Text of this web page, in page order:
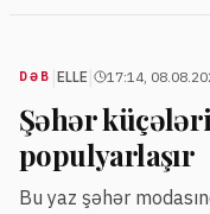
DƏB ELLE 17:14,
Şəhər
populyarlaşır
Bu yaz şəhər